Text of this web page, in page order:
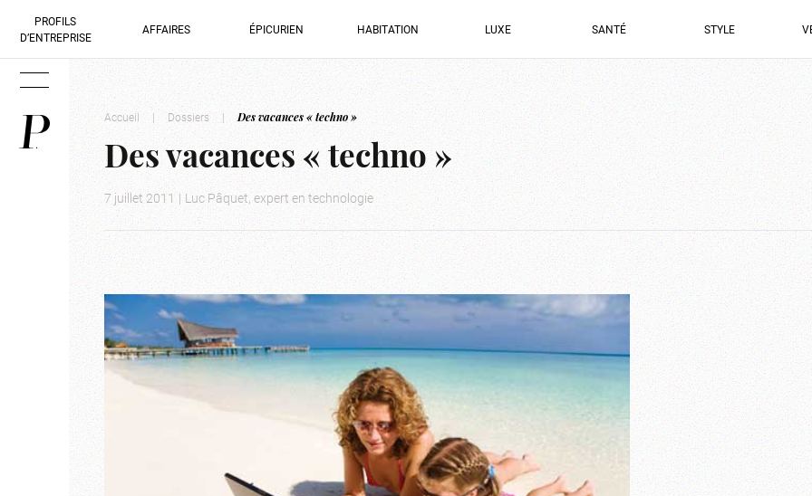
PROFILS
D’ENTREPRISE
AFFAIRES ÉPICURIEN HABITATION LUXE SANTÉ STYLE
Accueil | Dossiers | Des vacances « techno »
Des vacances « techno »
7 juillet 2011 | Luc Pâquet, expert en technologie